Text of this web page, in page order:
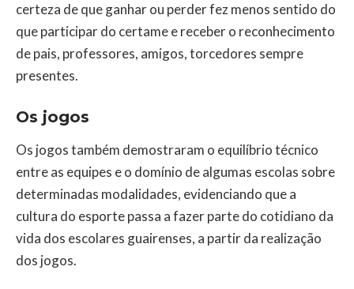
certeza de que ganhar ou perder fez menos sentido do
que participar do certame e receber o reconhecimento
de pais, professores, amigos, torcedores sempre
presentes.
Os jogos
Os jogos também demostraram o equilíbrio técnico
entre as equipes e o domínio de algumas escolas sobre
determinadas modalidades, evidenciando que a
cultura do esporte passa a fazer parte do cotidiano da
vida dos escolares guairenses, a partir da realização
dos jogos.